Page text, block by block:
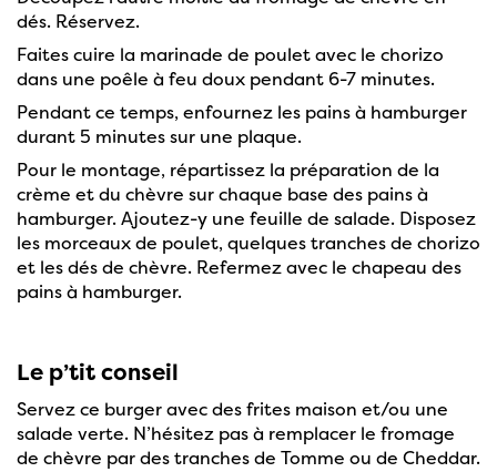
dés. Réservez.
Faites cuire la marinade de poulet avec le chorizo
dans une poêle à feu doux pendant 6-7 minutes.
Pendant ce temps, enfournez les pains à hamburger
durant 5 minutes sur une plaque.
Pour le montage, répartissez la préparation de la
crème et du chèvre sur chaque base des pains à
hamburger. Ajoutez-y une feuille de salade. Disposez
les morceaux de poulet, quelques tranches de chorizo
et les dés de chèvre. Refermez avec le chapeau des
pains à hamburger.
Le p’tit conseil
Servez ce burger avec des frites maison et/ou une
salade verte. N’hésitez pas à remplacer le fromage
de chèvre par des tranches de Tomme ou de Cheddar.